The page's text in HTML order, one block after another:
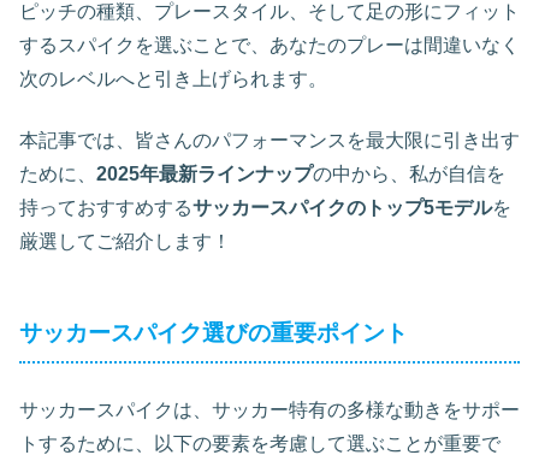
ピッチの種類、プレースタイル、そして足の形にフィット
するスパイクを選ぶことで、あなたのプレーは間違いなく
次のレベルへと引き上げられます。
本記事では、皆さんのパフォーマンスを最大限に引き出す
ために、 2025年最新ラインナップの中から、私が自信を
持っておすすめするサッカースパイクのトップ5モデルを
厳選してご紹介します！
サッカースパイク選びの重要ポイント
サッカースパイクは、サッカー特有の多様な動きをサポー
トするために、以下の要素を考慮して選ぶことが重要で